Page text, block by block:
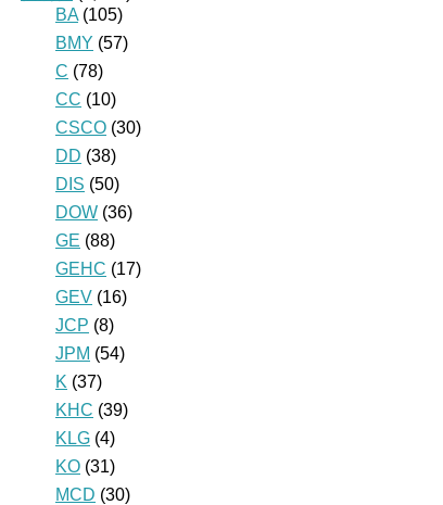
BA (105)
BMY (57)
C (78)
CC (10)
CSCO (30)
DD (38)
DIS (50)
DOW (36)
GE (88)
GEHC (17)
GEV (16)
JCP (8)
JPM (54)
K (37)
KHC (39)
KLG (4)
KO (31)
MCD (30)